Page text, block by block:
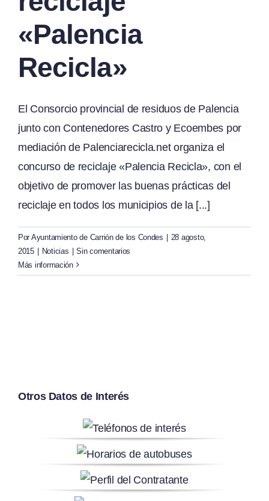
«Palencia
Recicla»
El Consorcio provincial de residuos de Palencia
junto con Contenedores Castro y Ecoembes por
mediación de Palenciarecicla.net organiza el
concurso de reciclaje «Palencia Recicla», con el
objetivo de promover las buenas prácticas del
reciclaje en todos los municipios de la [...]
Por Ayuntamiento de Carrión de los Condes
28 agosto,
2015
Noticias
Sin comentarios
Más información
Otros Datos de Interés